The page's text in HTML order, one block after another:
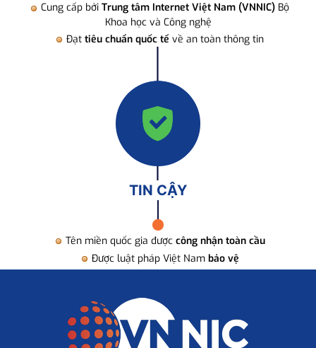
Cung cấp bởi Trung tâm Internet Việt Nam (VNNIC) Bộ
Khoa học và Công nghệ
Đạt tiêu chuẩn quốc tế về an toàn thông tin
TIN CẬY
Tên miền quốc gia được công nhận toàn cầu
Được luật pháp Việt Nam bảo vệ